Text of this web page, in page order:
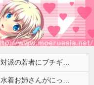
【悲報】ホリエモン、移民受け入れ反対派の若者にブチギレ「差別するなんて最低だ！」 → スタジオ誰も反論できず沈黙 ………
会社のカメラ部で「商品を手に持って水着お姉さんがにっこり」を撮影、だがお姉さんは素人アルバイトで親バレした結果……